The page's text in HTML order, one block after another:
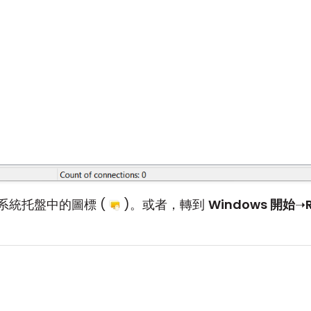
統托盤中的圖標 ( )。或者，轉到 Windows 開始➝